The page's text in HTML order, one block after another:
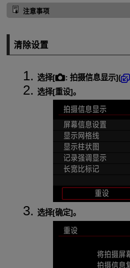
注意事项
清除设置
选择[ : 拍摄信息显示](
选择[重设]。
选择[确定]。